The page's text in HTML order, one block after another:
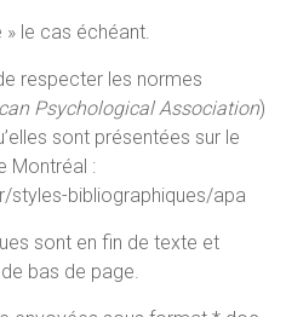
» le cas échéant.
respecter les normes
Psychological Association)
sont présentées sur le
Montréal :
styles-bibliographiques/apa
sont en fin de texte et
bas de page.